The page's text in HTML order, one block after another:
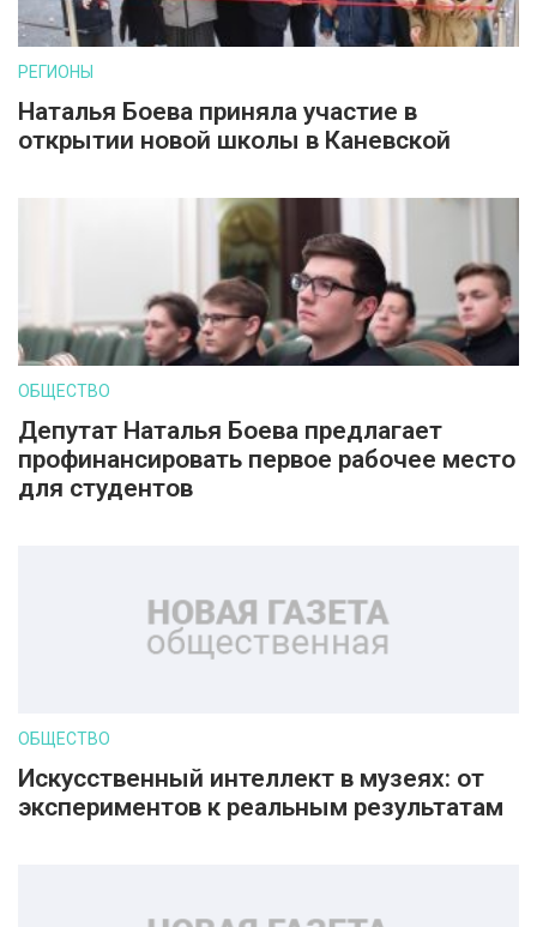
РЕГИОНЫ
Наталья Боева приняла участие в
открытии новой школы в Каневской
ОБЩЕСТВО
Депутат Наталья Боева предлагает
профинансировать первое рабочее место
для студентов
ОБЩЕСТВО
Искусственный интеллект в музеях: от
экспериментов к реальным результатам